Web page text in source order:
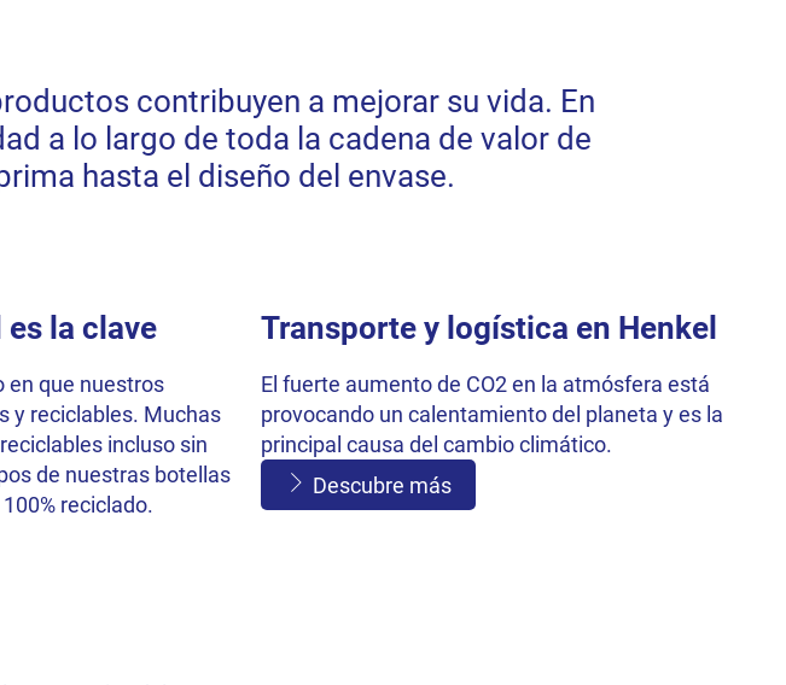
contribuyen a mejorar su vida. En
a lo largo de toda la cadena de valor de
hasta el diseño del envase.
la clave
en que nuestros
y reciclables. Muchas
incluso sin
de nuestras botellas
reciclado.
Transporte y logística en Henkel
El fuerte aumento de CO2 en la atmósfera está
provocando un calentamiento del planeta y es la
principal causa del cambio climático.
Descubre más